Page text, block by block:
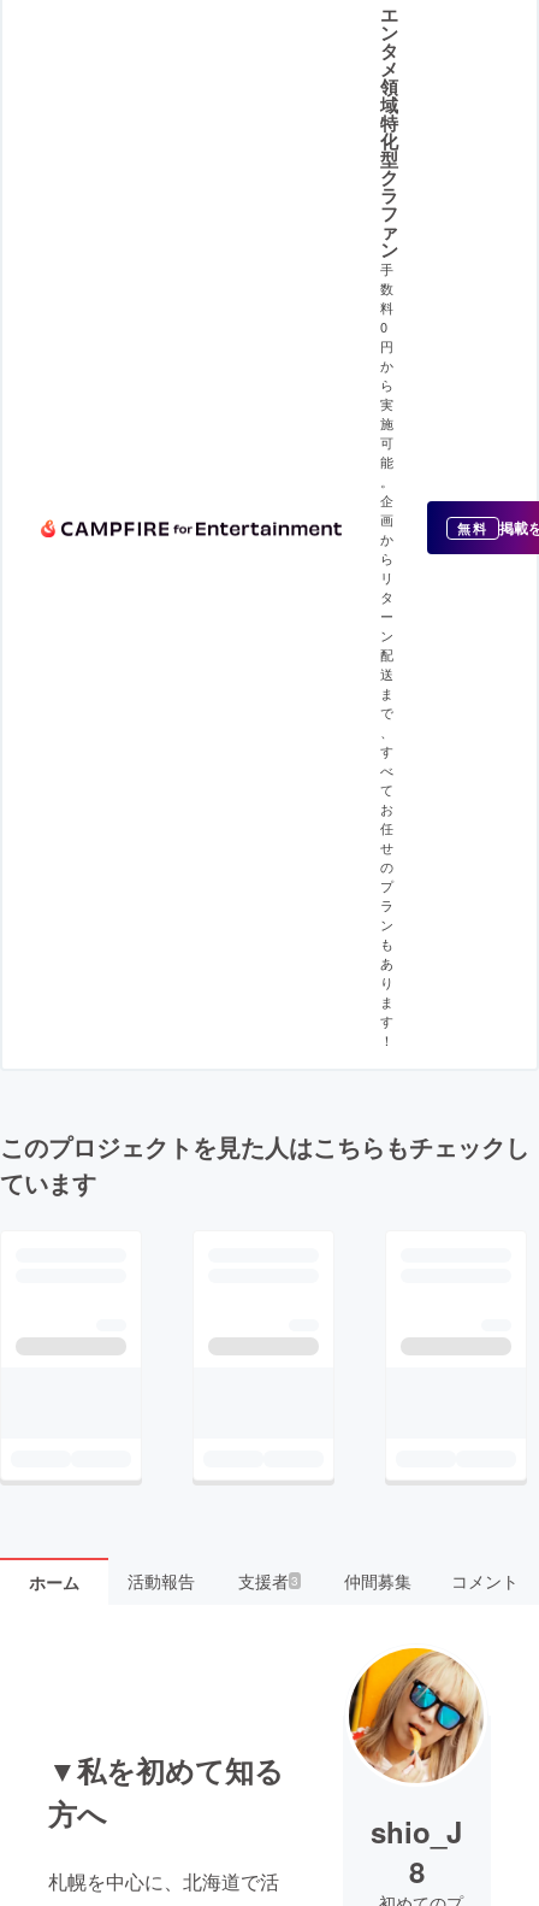
エ
ン
タ
メ
領
域
特
化
型
ク
ラ
フ
ァ
ン
手
数
料
0
円
か
ら
実
施
可
能
。
企
画
か
ら
リ
タ
ー
ン
配
送
ま
で
、
す
べ
て
お
任
せ
の
プ
ラ
ン
も
あ
り
ま
す
！
無料 掲載
このプロジェクトを見た人はこちらもチェックし
ています
ホーム 活動報告 支援者3 仲間募集 コメント
▼私を初めて知る
方へ
札幌を中心に、北海道で活
shio_J
8